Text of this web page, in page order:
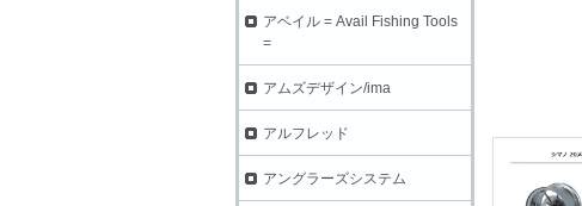
アベイル = Avail Fishing Tools
=
アムズデザイン/ima
アルフレッド
アングラーズシステム